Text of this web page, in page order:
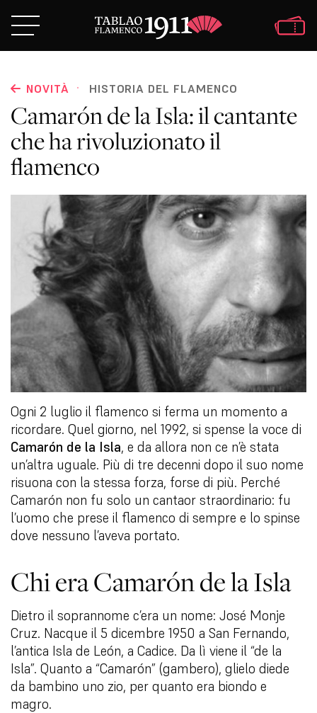
NOVITÀ · HISTORIA DEL FLAMENCO
Camarón de la Isla: il cantante
che ha rivoluzionato il
flamenco
Ogni 2 luglio il flamenco si ferma un momento a
ricordare. Quel giorno, nel 1992, si spense la voce di
Camarón de la Isla, e da allora non ce n’è stata
un’altra uguale. Più di tre decenni dopo il suo nome
risuona con la stessa forza, forse di più. Perché
Camarón non fu solo un cantaor straordinario: fu
l’uomo che prese il flamenco di sempre e lo spinse
dove nessuno l’aveva portato.
Chi era Camarón de la Isla
Dietro il soprannome c’era un nome: José Monje
Cruz. Nacque il 5 dicembre 1950 a San Fernando,
l’antica Isla de León, a Cadice. Da lì viene il “de la
Isla”. Quanto a “Camarón” (gambero), glielo diede
da bambino uno zio, per quanto era biondo e
magro.